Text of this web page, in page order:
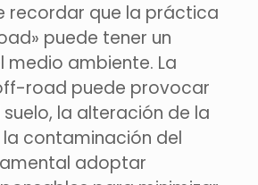
recordar que la práctica
puede tener un
medio ambiente. La
road puede provocar
la alteración de la
contaminación del
adoptar